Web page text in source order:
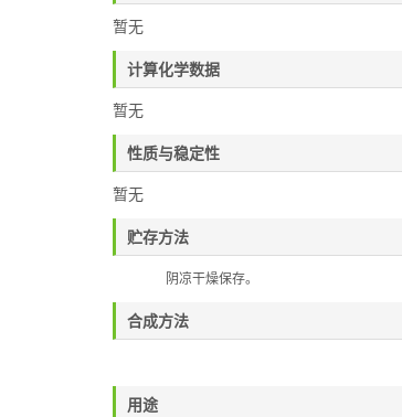
暂无
计算化学数据
暂无
性质与稳定性
暂无
贮存方法
阴凉干燥保存。
合成方法
用途